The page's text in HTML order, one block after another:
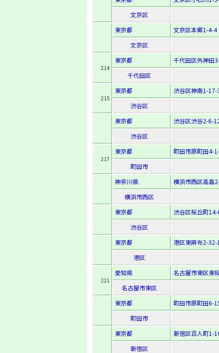
文京区
東京都
文京区本郷1-4-4
文京区
214
東京都
千代田区外神田
千代田区
215
東京都
渋谷区神南1-17-
渋谷区
東京都
渋谷区渋谷2-6-
渋谷区
217
東京都
町田市原町田4-
町田市
神奈川県
横浜市西区高島
横浜市西区
東京都
渋谷区桜丘町14-
渋谷区
東京都
港区東麻布2-32-
港区
221
愛知県
名古屋市東区東
名古屋市東区
東京都
町田市原町田6-
町田市
東京都
新宿区百人町1-
新宿区